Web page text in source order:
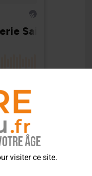
âge
visiter ce site.